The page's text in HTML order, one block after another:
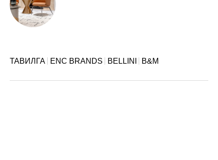
ТАВИЛГА ENC BRANDS BELLINI B&M